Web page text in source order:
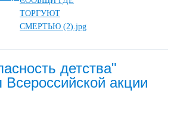
детства"
Всероссийской акции